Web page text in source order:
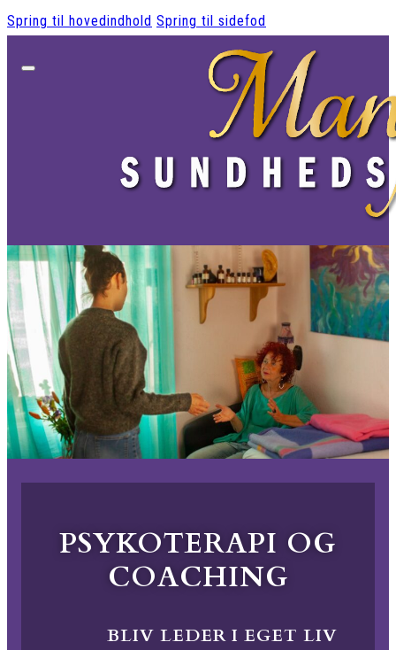
Spring til hovedindhold Spring til sidefod
PSYKOTERAPI OG
COACHING
BLIV LEDER I EGET LIV